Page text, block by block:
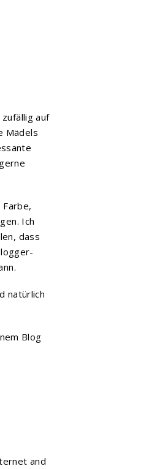
auf
Mädels
Ich
dass
natürlich
Blog
and